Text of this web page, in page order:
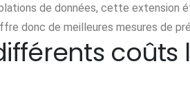
de données, cette extension
donc de meilleures mesures de
coûts